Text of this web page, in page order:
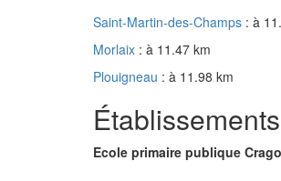
Saint-Martin-des-Champs : à
Morlaix : à 11.47 km
Plouigneau : à 11.98 km
Ecole primaire publique